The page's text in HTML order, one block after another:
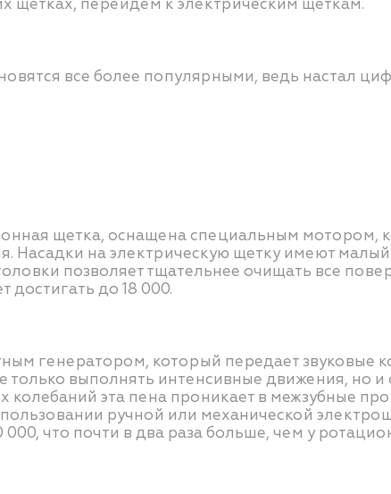
щетках, перейдем к электрическим щеткам.
все более популярными, ведь настал
щетка, оснащена специальным мотором,
Насадки на электрическую щетку имеют
позволяет тщательнее очищать все
до 18 000.
генератором, который передает звуковые
только выполнять интенсивные движения, но
эта пена проникает в межзубные
ручной или механической
что почти в два раза больше, чем у